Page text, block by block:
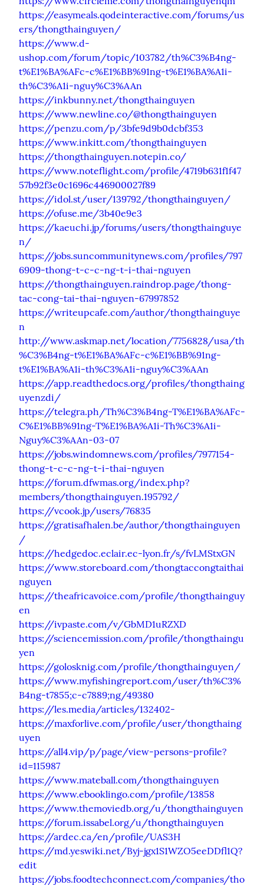
https://easymeals.qodeinteractive.com/forums/us
ers/thongthainguyen/
https://www.d-
ushop.com/forum/topic/103782/th%C3%B4ng-
t%E1%BA%AFc-c%E1%BB%91ng-t%E1%BA%A1i-
th%C3%A1i-nguy%C3%AAn
https://inkbunny.net/thongthainguyen
https://www.newline.co/@thongthainguyen
https://penzu.com/p/3bfe9d9b0dcbf353
https://www.inkitt.com/thongthainguyen
https://thongthainguyen.notepin.co/
https://www.noteflight.com/profile/4719b631f1f47
57b92f3e0c1696c446900027f89
https://idol.st/user/139792/thongthainguyen/
https://ofuse.me/3b40e9e3
https://kaeuchi.jp/forums/users/thongthainguye
n/
https://jobs.suncommunitynews.com/profiles/797
6909-thong-t-c-c-ng-t-i-thai-nguyen
https://thongthainguyen.raindrop.page/thong-
tac-cong-tai-thai-nguyen-67997852
https://writeupcafe.com/author/thongthainguye
n
http://www.askmap.net/location/7756828/usa/th
%C3%B4ng-t%E1%BA%AFc-c%E1%BB%91ng-
t%E1%BA%A1i-th%C3%A1i-nguy%C3%AAn
https://app.readthedocs.org/profiles/thongthaing
uyenzdi/
https://telegra.ph/Th%C3%B4ng-T%E1%BA%AFc-
C%E1%BB%91ng-T%E1%BA%A1i-Th%C3%A1i-
Nguy%C3%AAn-03-07
https://jobs.windomnews.com/profiles/7977154-
thong-t-c-c-ng-t-i-thai-nguyen
https://forum.dfwmas.org/index.php?
members/thongthainguyen.195792/
https://vcook.jp/users/76835
https://gratisafhalen.be/author/thongthainguyen
/
https://hedgedoc.eclair.ec-lyon.fr/s/fvLMStxGN
https://www.storeboard.com/thongtaccongtaithai
nguyen
https://theafricavoice.com/profile/thongthainguy
en
https://ivpaste.com/v/GbMD1uRZXD
https://sciencemission.com/profile/thongthaingu
yen
https://golosknig.com/profile/thongthainguyen/
https://www.myfishingreport.com/user/th%C3%
B4ng-t7855;c-c7889;ng/49380
https://les.media/articles/132402-
https://maxforlive.com/profile/user/thongthaing
uyen
https://all4.vip/p/page/view-persons-profile?
id=115987
https://www.mateball.com/thongthainguyen
https://www.ebooklingo.com/profile/13858
https://www.themoviedb.org/u/thongthainguyen
https://forum.issabel.org/u/thongthainguyen
https://ardec.ca/en/profile/UAS3H
https://md.yeswiki.net/Byj-jgx1S1WZO5eeDDfl1Q?
edit
https://jobs.foodtechconnect.com/companies/tho